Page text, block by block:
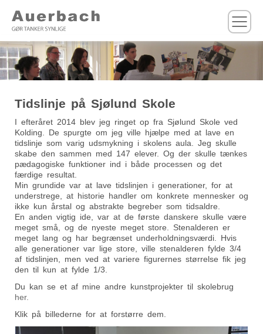
Tidslinje på Sjølund Skole
I efteråret 2014 blev jeg ringet op fra Sjølund Skole ved
Kolding. De spurgte om jeg ville hjælpe med at lave en
tidslinje som varig udsmykning i skolens aula. Jeg skulle
skabe den sammen med 147 elever. Og der skulle tænkes
pædagogiske funktioner ind i både processen og det
færdige resultat.
Min grundide var at lave tidslinjen i generationer, for at
understrege, at historie handler om konkrete mennesker og
ikke kun årstal og abstrakte begreber som tidsaldre.
En anden vigtig ide, var at de første danskere skulle være
meget små, og de nyeste meget store. Stenalderen er
meget lang og har begrænset underholdningsværdi. Hvis
alle generationer var lige store, ville stenalderen fylde 3/4
af tidslinjen, men ved at variere figurernes størrelse fik jeg
den til kun at fylde 1/3.
Du kan se et af mine andre kunstprojekter til skolebrug
her.
Klik på billederne for at forstørre dem.